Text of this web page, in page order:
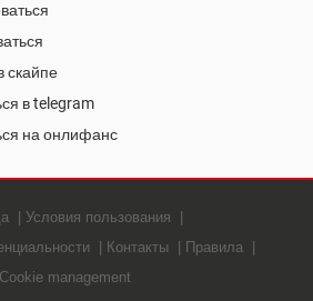
скайпе
в telegram
на онлифанс
Условия пользования
Контакты
Правила
Cookie management